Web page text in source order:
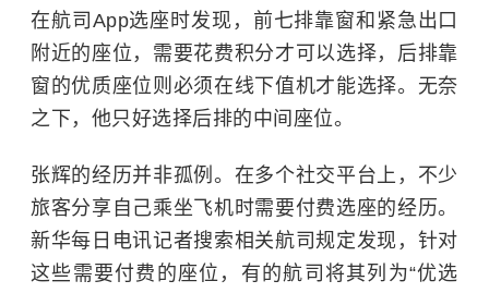
在航司App选座时发现，前七排靠窗和紧急出口
附近的座位，需要花费积分才可以选择，后排靠
窗的优质座位则必须在线下值机才能选择。无奈
之下，他只好选择后排的中间座位。
张辉的经历并非孤例。在多个社交平台上，不少
旅客分享自己乘坐飞机时需要付费选座的经历。
新华每日电讯记者搜索相关航司规定发现，针对
这些需要付费的座位，有的航司将其列为“优选